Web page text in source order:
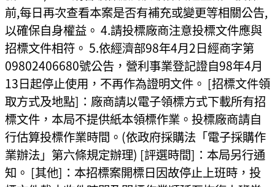
前,每日再次查看本案是否有補充或變更等相關公告,
以確保自身權益。 4.請投標廠商注意投標文件應與
招標文件相符。 5.依經濟部98年4月2日經商字第
09802406680號公告，營利事業登記證自98年4月
13日起停止使用，不再作為證明文件。 [招標文件領
取方式及地點]：廠商請以電子領標方式下載所有招
標文件，本局不提供紙本領標作業。投標廠商請自
行估算投標作業時間。(依政府採購法「電子採購作
業辦法」第六條規定辦理) [評選時間]：本局另行通
知。 [其他]：本招標案開標日因故停止上班時，投